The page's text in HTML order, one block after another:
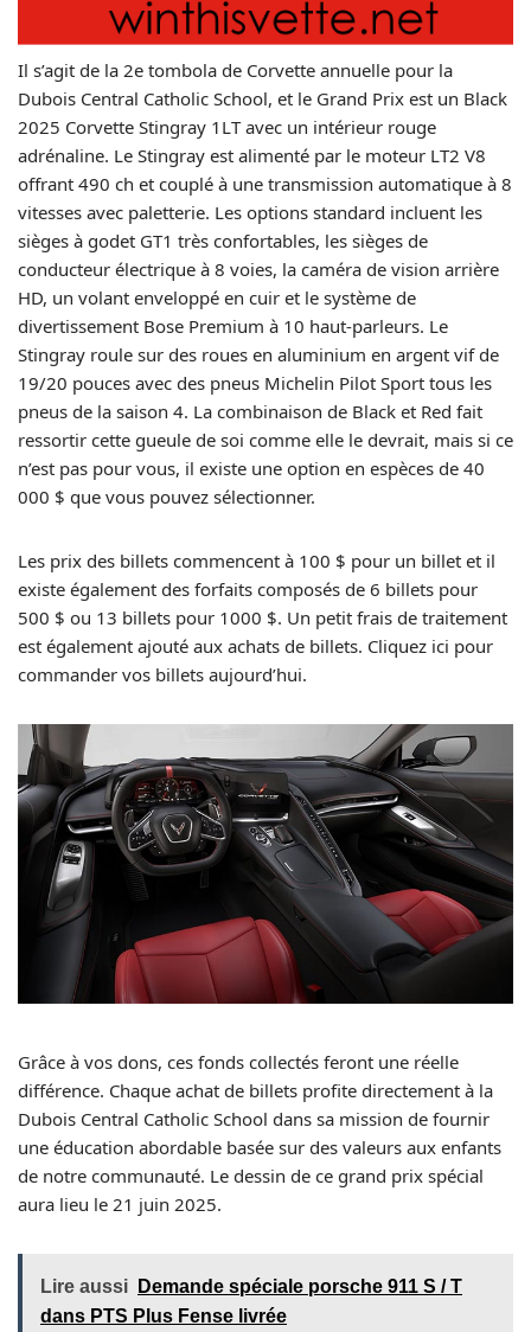
Il s’agit de la 2e tombola de Corvette annuelle pour la
Dubois Central Catholic School, et le Grand Prix est un Black
2025 Corvette Stingray 1LT avec un intérieur rouge
adrénaline. Le Stingray est alimenté par le moteur LT2 V8
offrant 490 ch et couplé à une transmission automatique à 8
vitesses avec paletterie. Les options standard incluent les
sièges à godet GT1 très confortables, les sièges de
conducteur électrique à 8 voies, la caméra de vision arrière
HD, un volant enveloppé en cuir et le système de
divertissement Bose Premium à 10 haut-parleurs. Le
Stingray roule sur des roues en aluminium en argent vif de
19/20 pouces avec des pneus Michelin Pilot Sport tous les
pneus de la saison 4. La combinaison de Black et Red fait
ressortir cette gueule de soi comme elle le devrait, mais si ce
n’est pas pour vous, il existe une option en espèces de 40
000 $ que vous pouvez sélectionner.
Les prix des billets commencent à 100 $ pour un billet et il
existe également des forfaits composés de 6 billets pour
500 $ ou 13 billets pour 1000 $. Un petit frais de traitement
est également ajouté aux achats de billets. Cliquez ici pour
commander vos billets aujourd’hui.
Grâce à vos dons, ces fonds collectés feront une réelle
différence. Chaque achat de billets profite directement à la
Dubois Central Catholic School dans sa mission de fournir
une éducation abordable basée sur des valeurs aux enfants
de notre communauté. Le dessin de ce grand prix spécial
aura lieu le 21 juin 2025.
Lire aussi
Demande spéciale porsche 911 S / T
dans PTS Plus Fense livrée